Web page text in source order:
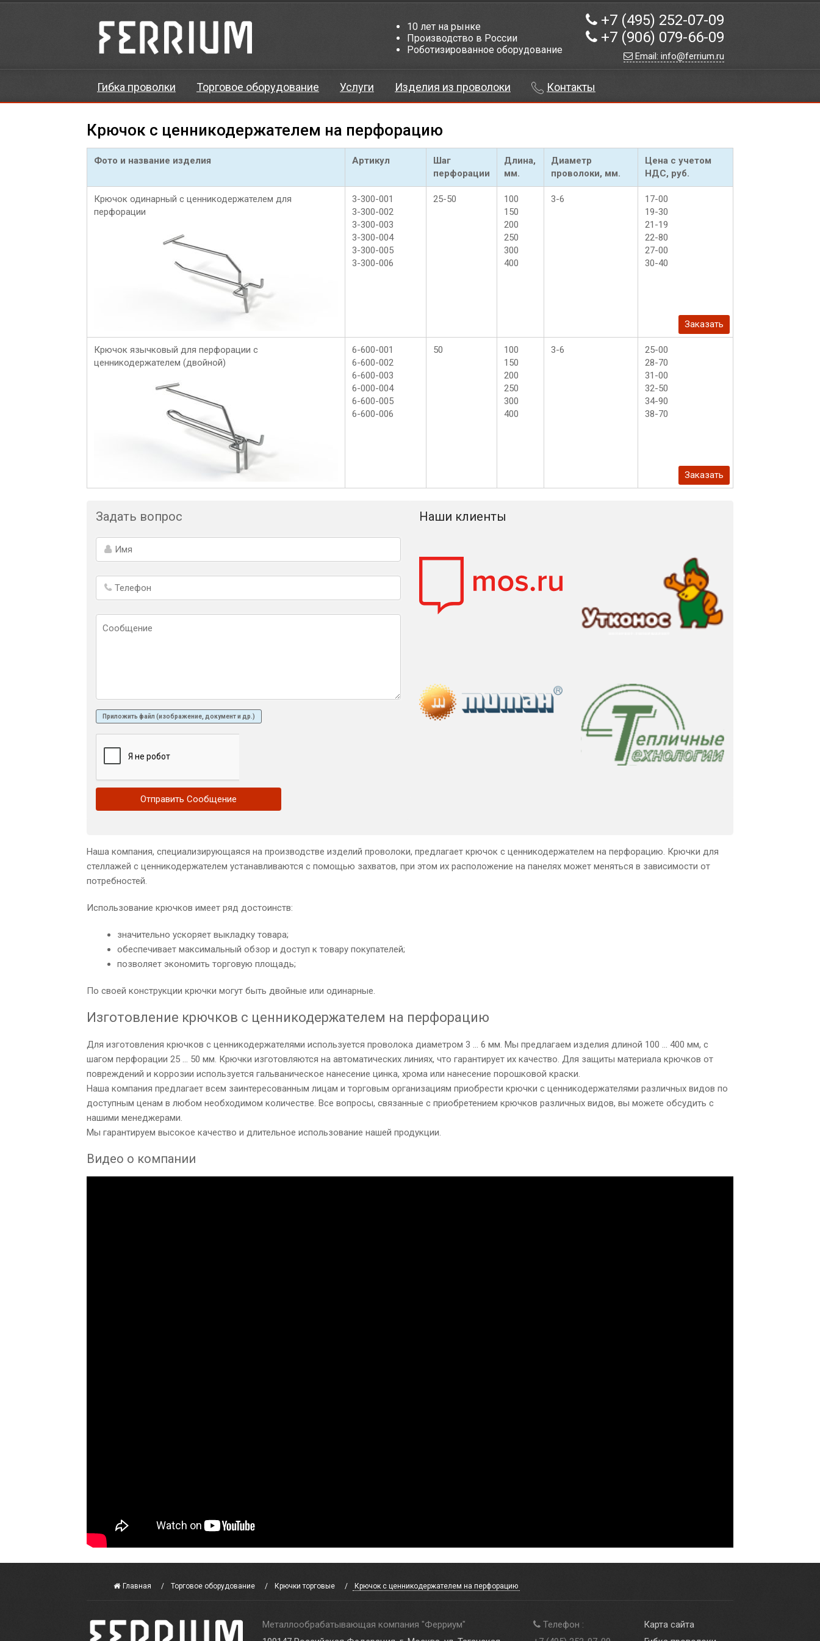
10 лет на рынке
Производство в России
Роботизированное оборудование
+7 (495) 252-07-09
+7 (906) 079-66-09
Email: info@ferrium.ru
Гибка проволки Торговое оборудование Услуги Изделия из проволоки Контакты
Крючок с ценникодержателем на перфорацию
Фото и название изделия Артикул
Шаг
перфорации
Длина,
мм.
Диаметр
проволоки, мм.
Цена с учетом
НДС, руб.
Крючок одинарный с ценникодержателем для
перфорации
3-300-001
3-300-002
3-300-003
3-300-004
3-300-005
3-300-006
25-50
100
150
200
250
300
400
3-6
17-00
19-30
21-19
22-80
27-00
30-40
Заказать
Крючок язычковый для перфорации с
ценникодержателем (двойной)
6-600-001
6-600-002
6-600-003
6-000-004
6-600-005
6-600-006
50
100
150
200
250
300
400
3-6
25-00
28-70
31-00
32-50
34-90
38-70
Заказать
Задать вопрос
Приложить файл (изображение, документ и др.)
Наши клиенты
Наша компания, специализирующаяся на производстве изделий проволоки, предлагает крючок с ценникодержателем на перфорацию. Крючки для
стеллажей с ценникодержателем устанавливаются с помощью захватов, при этом их расположение на панелях может меняться в зависимости от
потребностей.
Использование крючков имеет ряд достоинств:
значительно ускоряет выкладку товара;
обеспечивает максимальный обзор и доступ к товару покупателей;
позволяет экономить торговую площадь;
По своей конструкции крючки могут быть двойные или одинарные.
Изготовление крючков с ценникодержателем на перфорацию
Для изготовления крючков с ценникодержателями используется проволока диаметром 3 … 6 мм. Мы предлагаем изделия длиной 100 … 400 мм, с
шагом перфорации 25 … 50 мм. Крючки изготовляются на автоматических линиях, что гарантирует их качество. Для защиты материала крючков от
повреждений и коррозии используется гальваническое нанесение цинка, хрома или нанесение порошковой краски.
Наша компания предлагает всем заинтересованным лицам и торговым организациям приобрести крючки с ценникодержателями различных видов по
доступным ценам в любом необходимом количестве. Все вопросы, связанные с приобретением крючков различных видов, вы можете обсудить с
нашими менеджерами.
Мы гарантируем высокое качество и длительное использование нашей продукции.
Видео о компании
Главная Торговое оборудование Крючки торговые Крючок с ценникодержателем на перфорацию
Металлообрабатывающая компания "Ферриум"
Телефон :
Карта сайта